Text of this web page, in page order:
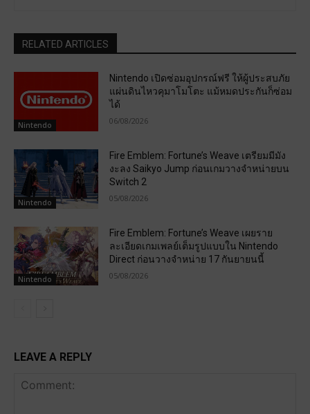
RELATED ARTICLES
Nintendo
Nintendo เปิดซ่อมอุปกรณ์ฟรี ให้ผู้ประสบภัย
แผ่นดินไหวคุมาโมโตะ แม้หมดประกันก็ซ่อม
ได้
06/08/2026
Nintendo
Fire Emblem: Fortune’s Weave เตรียมมีมัง
งะลง Saikyo Jump ก่อนเกมวางจำหน่ายบน
Switch 2
05/08/2026
Nintendo
Fire Emblem: Fortune’s Weave เผยราย
ละเอียดเกมเพลย์เต็มรูปแบบใน Nintendo
Direct ก่อนวางจำหน่าย 17 กันยายนนี้
05/08/2026
LEAVE A REPLY